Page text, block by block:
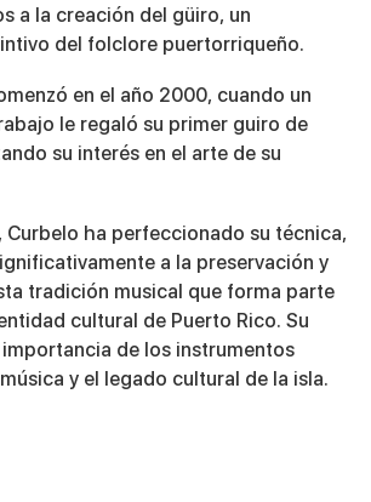
a la creación del güiro, un
del folclore puertorriqueño.
en el año 2000, cuando un
le regaló su primer guiro de
su interés en el arte de su
Curbelo ha perfeccionado su técnica,
a la preservación y
tradición musical que forma parte
cultural de Puerto Rico. Su
importancia de los instrumentos
y el legado cultural de la isla.